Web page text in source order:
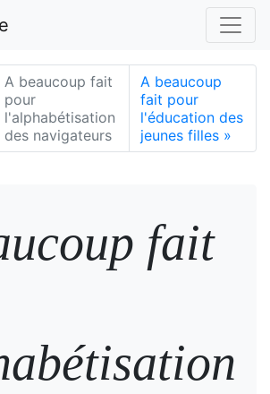
A beaucoup fait
pour
l'alphabétisation
des navigateurs
A beaucoup
fait pour
l'éducation des
jeunes filles »
fait